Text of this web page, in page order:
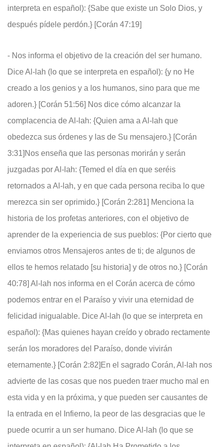
interpreta en español): {Sabe que existe un Solo Dios, y
después pídele perdón.} [Corán 47:19]
- Nos informa el objetivo de la creación del ser humano.
Dice Al-lah (lo que se interpreta en español): {y no He
creado a los genios y a los humanos, sino para que me
adoren.} [Corán 51:56] Nos dice cómo alcanzar la
complacencia de Al-lah: {Quien ama a Al-lah que
obedezca sus órdenes y las de Su mensajero.} [Corán
3:31]Nos enseña que las personas morirán y serán
juzgadas por Al-lah: {Temed el día en que seréis
retornados a Al-lah, y en que cada persona reciba lo que
merezca sin ser oprimido.} [Corán 2:281] Menciona la
historia de los profetas anteriores, con el objetivo de
aprender de la experiencia de sus pueblos: {Por cierto que
enviamos otros Mensajeros antes de ti; de algunos de
ellos te hemos relatado [su historia] y de otros no.} [Corán
40:78] Al-lah nos informa en el Corán acerca de cómo
podemos entrar en el Paraíso y vivir una eternidad de
felicidad inigualable. Dice Al-lah (lo que se interpreta en
español): {Mas quienes hayan creído y obrado rectamente
serán los moradores del Paraíso, donde vivirán
eternamente.} [Corán 2:82]En el sagrado Corán, Al-lah nos
advierte de las cosas que nos pueden traer mucho mal en
esta vida y en la próxima, y que pueden ser causantes de
la entrada en el Infierno, la peor de las desgracias que le
puede ocurrir a un ser humano. Dice Al-lah (lo que se